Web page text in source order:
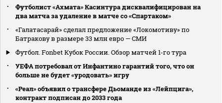
Футболист «Ахмата» Касинтура дисквалифицирован на
два матча за удаление в матче со «Спартаком»
«Галатасарай» сделал предложение «Локомотиву» по
Батракову в размере 33 млн евро — СМИ
Футбол. Fonbet Кубок России. Обзор матчей 1-го тура
УЕФА потребовал от Инфантино гарантий того, что он
больше не будет «уродовать» игру
«Реал» объявил о трансфере Дьоманде из «Лейпцига»,
контракт подписан до 2033 года